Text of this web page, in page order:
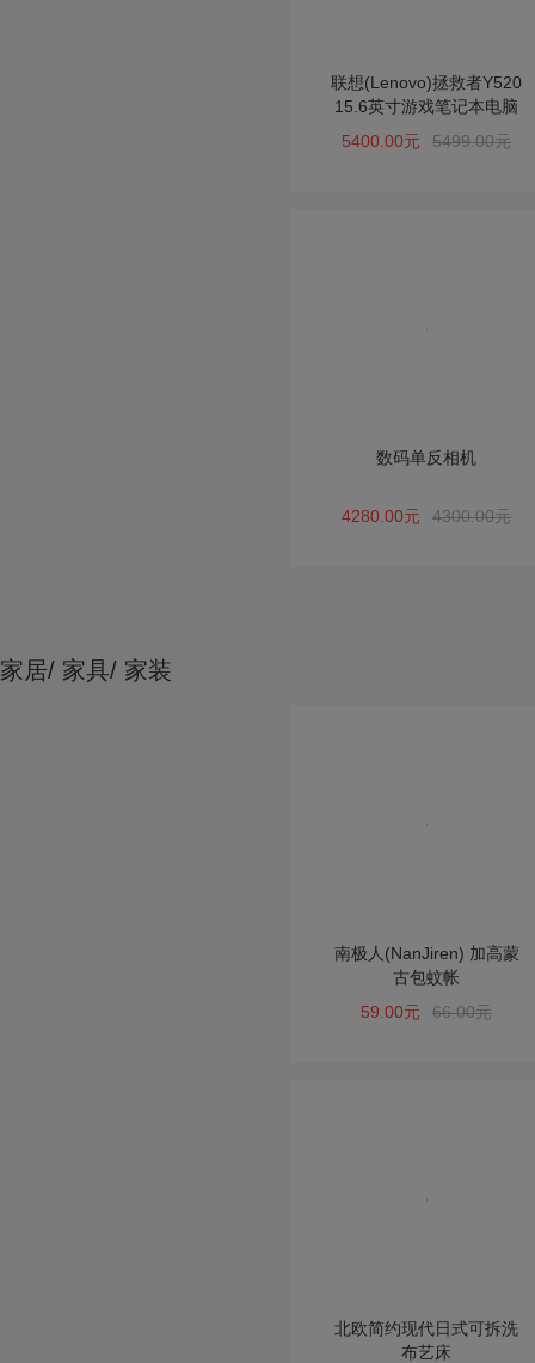
联想(Lenovo)拯救者Y520
15.6英寸游戏笔记本电脑
5400.00元
5499.00元
数码单反相机
4280.00元 4300.00元
家居/ 家具/ 家装
南极人(NanJiren) 加高蒙
古包蚊帐
59.00元
66.00元
北欧简约现代日式可拆洗
布艺床